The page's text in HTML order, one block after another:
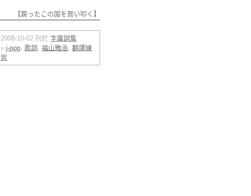
【腐ったこの国を買い叩く】
2008-10-02 刊於 字庫詞集
» j-pop, 歌詞 , 福山雅治, 翻譯練
習